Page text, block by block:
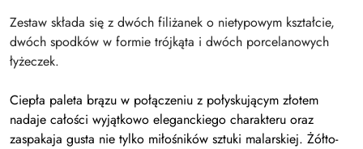
Zestaw składa się z dwóch filiżanek o nietypowym kształcie,
dwóch spodków w formie trójkąta i dwóch porcelanowych
łyżeczek.
Ciepła paleta brązu w połączeniu z połyskującym złotem
nadaje całości wyjątkowo eleganckiego charakteru oraz
zaspakaja gusta nie tylko miłośników sztuki malarskiej. Żółto-